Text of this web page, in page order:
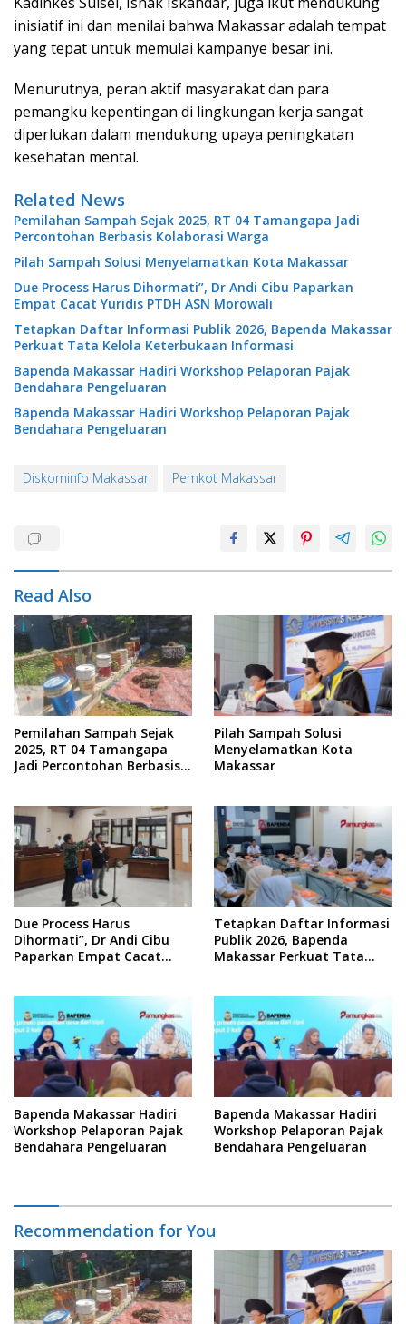
inisiatif ini dan menilai bahwa Makassar adalah tempat
yang tepat untuk memulai kampanye besar ini.
Menurutnya, peran aktif masyarakat dan para
pemangku kepentingan di lingkungan kerja sangat
diperlukan dalam mendukung upaya peningkatan
kesehatan mental.
Related News
Pemilahan Sampah Sejak 2025, RT 04 Tamangapa Jadi
Percontohan Berbasis Kolaborasi Warga
Pilah Sampah Solusi Menyelamatkan Kota Makassar
Due Process Harus Dihormati”, Dr Andi Cibu Paparkan
Empat Cacat Yuridis PTDH ASN Morowali
Tetapkan Daftar Informasi Publik 2026, Bapenda Makassar
Perkuat Tata Kelola Keterbukaan Informasi
Bapenda Makassar Hadiri Workshop Pelaporan Pajak
Bendahara Pengeluaran
Bapenda Makassar Hadiri Workshop Pelaporan Pajak
Bendahara Pengeluaran
Diskominfo Makassar Pemkot Makassar
Read Also
Pemilahan Sampah Sejak
2025, RT 04 Tamangapa
Jadi Percontohan Berbasis
Pilah Sampah Solusi
Menyelamatkan Kota
Makassar
Due Process Harus
Dihormati”, Dr Andi Cibu
Paparkan Empat Cacat
Tetapkan Daftar Informasi
Publik 2026, Bapenda
Makassar Perkuat Tata
Bapenda Makassar Hadiri
Workshop Pelaporan Pajak
Bendahara Pengeluaran
Bapenda Makassar Hadiri
Workshop Pelaporan Pajak
Bendahara Pengeluaran
Recommendation for You